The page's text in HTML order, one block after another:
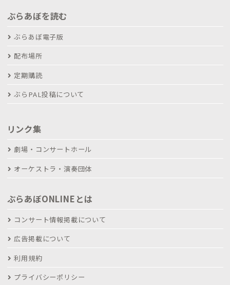
ぶらあぼを読む
ぶらあぼ電子版
配布場所
定期購読
ぶらPAL投稿について
リンク集
劇場・コンサートホール
オーケストラ・演奏団体
ぶらあぼONLINEとは
コンサート情報掲載について
広告掲載について
利用規約
プライバシーポリシー